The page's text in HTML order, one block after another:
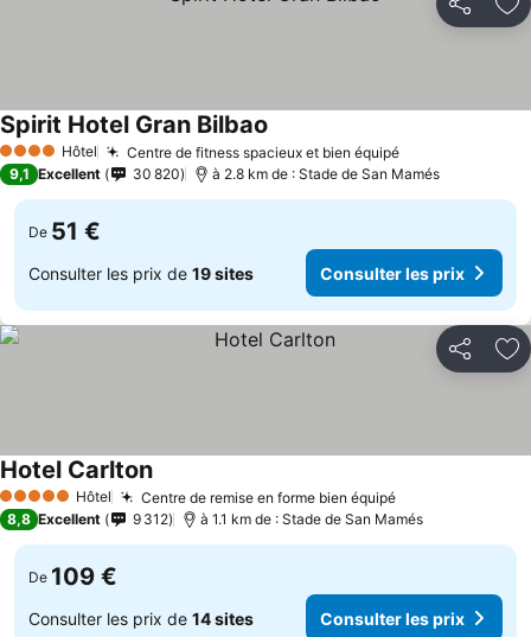
Partager
4 Étoiles Hôtel Centre de fitness spacieux et bien équipé
Spirit Hotel Gran Bilbao
9,1 Excellent 30 820 à 2.8 km de : Stade de San Mamés
De 51 €
Consulter les prix de 19 sites Consulter les prix
Partager
5 Étoiles Hôtel Centre de remise en forme bien équipé
Hotel Carlton
8,8 Excellent 9 312 à 1.1 km de : Stade de San Mamés
De 109 €
Consulter les prix de 14 sites Consulter les prix